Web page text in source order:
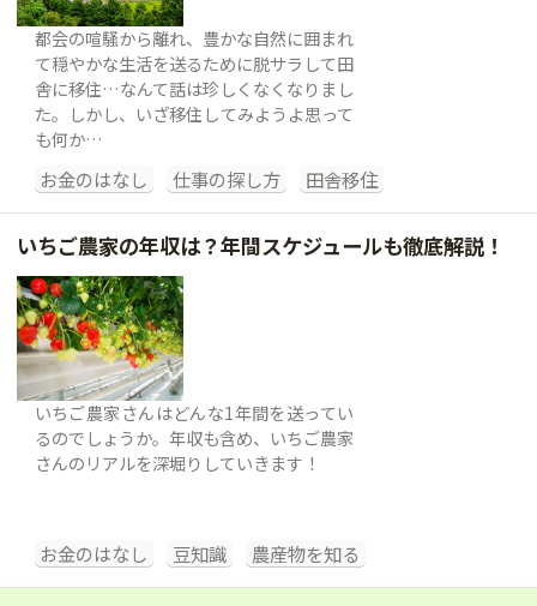
都会の喧騒から離れ、豊かな自然に囲まれ
て穏やかな生活を送るために脱サラして田
舎に移住…なんて話は珍しくなくなりまし
た。しかし、いざ移住してみようよ思って
も何か…
お金のはなし 仕事の探し方 田舎移住
いちご農家の年収は？年間スケジュールも徹底解説！
いちご農家さんはどんな1年間を送ってい
るのでしょうか。年収も含め、いちご農家
さんのリアルを深堀りしていきます！
お金のはなし 豆知識 農産物を知る